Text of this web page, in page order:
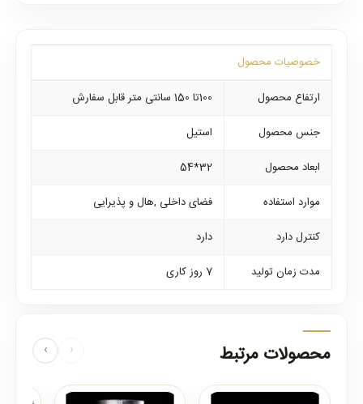
خصوصیات محصول
ارتفاع محصول
100تا 150 سانتی متر قابل سفارش
جنس محصول
استیل
ابعاد محصول
32*54
موارد استفاده
فضای داخلی ,هال و پذیرایی
کنترل دارد
دارد
مدت زمان تولید
7 روز کاری
محصولات مرتبط ‹
›